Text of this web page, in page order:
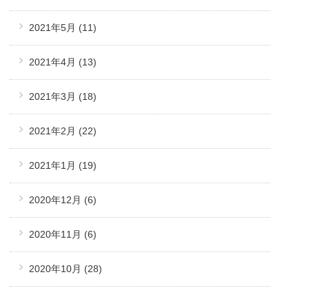
2021年5月 (11)
2021年4月 (13)
2021年3月 (18)
2021年2月 (22)
2021年1月 (19)
2020年12月 (6)
2020年11月 (6)
2020年10月 (28)